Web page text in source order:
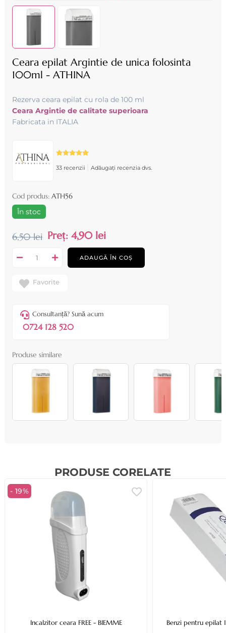
Ceara epilat Argintie de unica folosinta
100ml - ATHINA
Rezerva ceara epilat cu rola de 100 ml
Ceara Argintie de calitate superioara
Fabricata in ITALIA
33 recenzii Adăugați recenzia dvs.
Cod produs: ATH56
În stoc
6,50 lei Preț: 4,90 lei
ADAUGĂ ÎN COȘ
Favorite
Consultanță? Sună acum
0724 128 520
Produse similare
PRODUSE CORELATE
- 19%
Incalzitor ceara FREE - BIEMME Benzi pentru epilat